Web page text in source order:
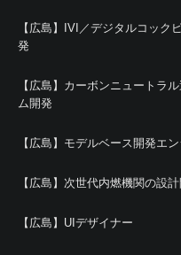
【広島】IVI／デジタルコック
発
【広島】カーボンニュートラ
ム開発
【広島】モデルベース開発エ
【広島】次世代内燃機関の設
【広島】UIデザイナー